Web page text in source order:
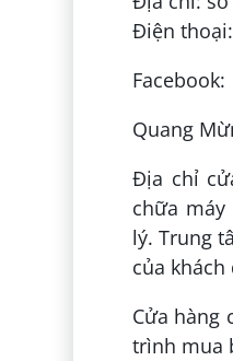
Điện
Facebook:
Quang
Địa chỉ
chữa
lý. Trung
của
Cửa hàng
trình mua